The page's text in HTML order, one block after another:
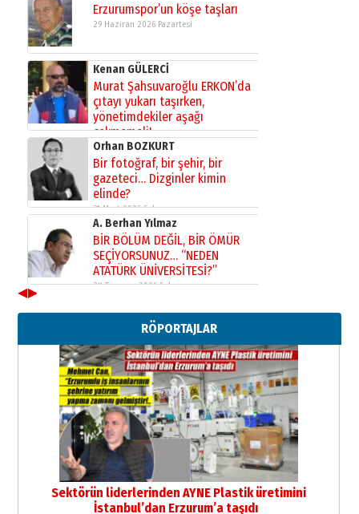
Erzurumspor’un köşe taşları
29 Haziran 2026 Pazartesi
Kenan GÜLERCİ
Murat Şahsuvaroğlu ERKON’da
çıtayı yukarı taşırken,
yönetimdekiler aşağı
çekmemeli!
17 Şubat 2026 SalıOrhan BOZKURT
Bir fotoğraf, bir şehir, bir
gazeteci… Dizginler kimin
elinde?
31 Mart 2026 Salı
A. Berhan Yılmaz
BİR BÖLÜM DEĞİL, BİR ÖMÜR
SEÇİYORSUNUZ… “NEDEN
ATATÜRK ÜNİVERSİTESİ?”
28 Temmuz 2026 Salı
Ahmed Yesevi’den bir Alperen…
”Reisimiz” idi… Hakka yürüdü.!
26 Mart 2026 Perşembe
Cem Bakırcı
Ardında bıraktığı hatıralarıyla
gönül adamı Faruk Terzioğlu!
13 Mayıs 2026 Çarşamba
Esat BİNDESEN
Başkan Sekmen’den Erzurum’a
bir vizyon proje daha!
02 Ağustos 2026 Pazar
◀▶
RÖPORTAJLAR
Sektörün liderlerinden AYNE Plastik üretimini
İstanbul’dan Erzurum’a taşıdı